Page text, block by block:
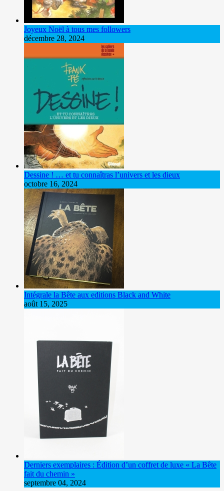
Joyeux Noël à tous mes followers
décembre 28, 2024
Dessine ! … et tu connaîtras l’univers et les dieux
octobre 16, 2024
Intégrale la Bête aux editions Black and White
août 15, 2025
Derniers exemplaires : Édition d’un coffret de luxe « La Bête
fait du chemin »
septembre 04, 2024